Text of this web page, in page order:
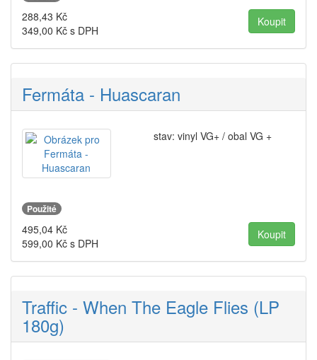
288,43 Kč
349,00 Kč s DPH
Fermáta - Huascaran
stav: vinyl VG+ / obal VG +
Použité
495,04 Kč
599,00 Kč s DPH
Traffic - When The Eagle Flies (LP
180g)